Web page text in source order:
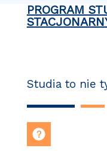
PROGRAM
Studia to nie